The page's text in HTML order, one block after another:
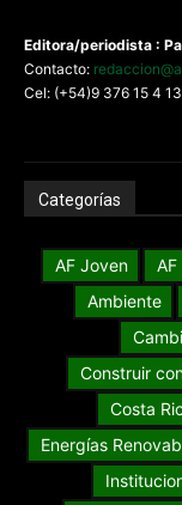
Editora/periodista :
Contacto:
Cel: (+54)9 376 15 4
Categorías
AF Joven AF
Ambiente
Construir
Costa
Energías